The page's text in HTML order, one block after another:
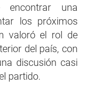
encontrar una
los próximos
valoró el rol de
del país, con
discusión casi
partido.